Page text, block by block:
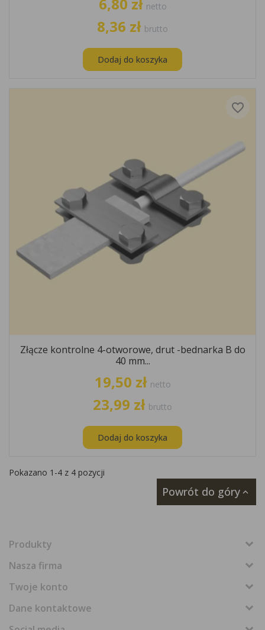
6,80 zł netto
8,36 zł brutto
Dodaj do koszyka
Złącze kontrolne 4-otworowe, drut -bednarka B do
40 mm...
19,50 zł netto
23,99 zł brutto
Dodaj do koszyka
favorite_border
Pokazano 1-4 z 4 pozycji
Powrót do góry 
Produkty
Nasza firma
Twoje konto
Dane kontaktowe